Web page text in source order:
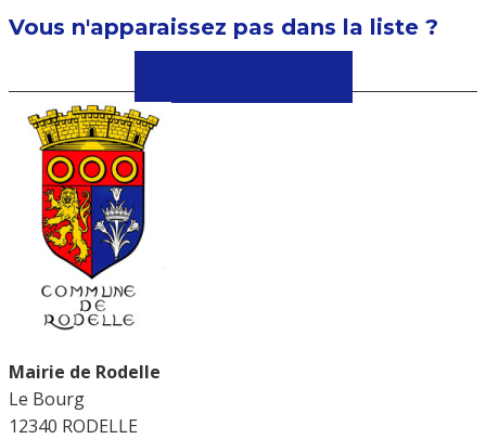
Vous n'apparaissez pas dans la liste ?
Mairie de Rodelle
Le Bourg
12340 RODELLE